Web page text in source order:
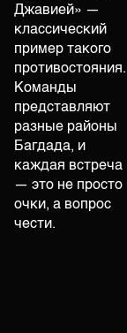
Джавией» —
классический
пример такого
противостояния.
Команды
представляют
разные районы
Багдада, и
каждая встреча
— это не просто
очки, а вопрос
чести.